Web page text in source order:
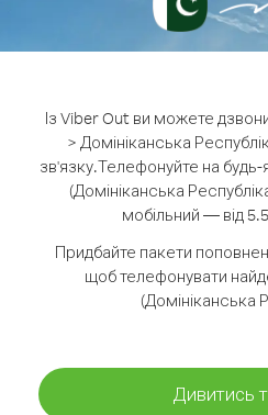
Із Viber Out ви можете
> Домініканська
зв'язку.Телефонуйте на
(Домініканська
мобільний — від
Придбайте пакети
щоб телефонувати
(Домініканська
Дивитись